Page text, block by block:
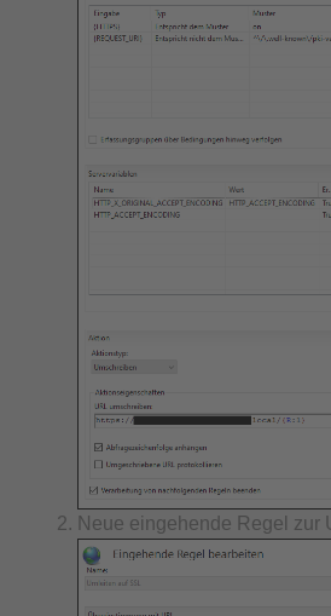
Neue eingehende Regel zur